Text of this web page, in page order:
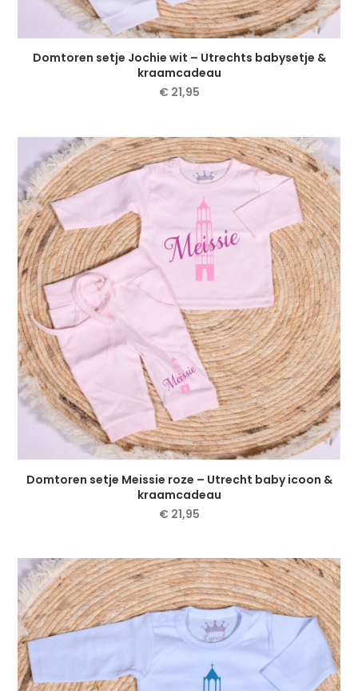
Domtoren setje Jochie wit – Utrechts babysetje &
kraamcadeau
€21,95
heeft
meerdere
variaties.
Deze
optie
kan
gekozen
worden
productpagina
Domtoren setje Meissie roze – Utrecht baby icoon &
kraamcadeau
€21,95
heeft
meerdere
variaties.
Deze
optie
kan
worden